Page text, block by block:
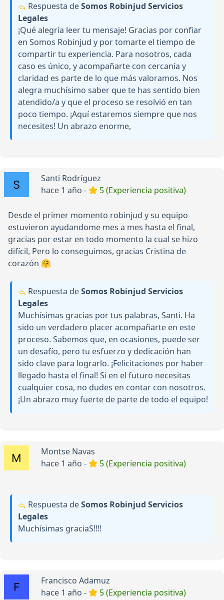
Respuesta deSomos Robinjud Servicios
Legales
¡Qué alegría leer tu mensaje! Gracias por confiar
en Somos Robinjud y por tomarte el tiempo de
compartir tu experiencia. Para nosotros, cada
caso es único, y acompañarte con cercanía y
claridad es parte de lo que más valoramos. Nos
alegra muchísimo saber que te has sentido bien
atendido/a y que el proceso se resolvió en tan
poco tiempo. ¡Aquí estaremos siempre que nos
necesites! Un abrazo enorme,
Santi Rodríguez
hace 1 año -
5 (Experiencia positiva)
Desde el primer momento robinjud y su equipo
estuvieron ayudandome mes a mes hasta el final,
gracias por estar en todo momento la cual se hizo
difícil, Pero lo conseguimos, gracias Cristina de
corazón 🤗
Respuesta deSomos Robinjud Servicios
Legales
Muchísimas gracias por tus palabras, Santi. Ha
sido un verdadero placer acompañarte en este
proceso. Sabemos que, en ocasiones, puede ser
un desafío, pero tu esfuerzo y dedicación han
sido clave para lograrlo. ¡Felicitaciones por haber
llegado hasta el final! Si en el futuro necesitas
cualquier cosa, no dudes en contar con nosotros.
¡Un abrazo muy fuerte de parte de todo el equipo!
Montse Navas
hace 1 año -
5 (Experiencia positiva)
Respuesta deSomos Robinjud Servicios
Legales
Muchísimas graciaS!!!!
Francisco Adamuz
hace 1 año -
5 (Experiencia positiva)